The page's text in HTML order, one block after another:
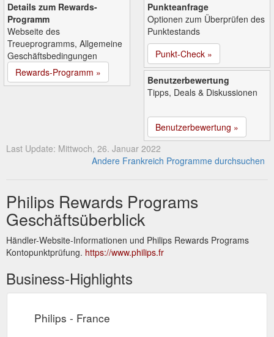
Details zum Rewards-
Programm
Webseite des
Treueprogramms, Allgemeine
Geschäftsbedingungen
Rewards-Programm »
Punkteanfrage
Optionen zum Überprüfen des
Punktestands
Punkt-Check »
Benutzerbewertung
Tipps, Deals & Diskussionen
Benutzerbewertung »
Last Update: Mittwoch, 26. Januar 2022
Andere Frankreich Programme durchsuchen
Philips Rewards Programs
Geschäftsüberblick
Händler-Website-Informationen und Philips Rewards Programs
Kontopunktprüfung. https://www.philips.fr
Business-Highlights
Philips - France